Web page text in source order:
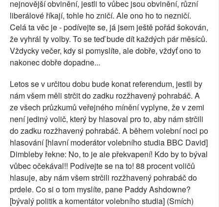
nejnovější obvinění, jestli to vůbec jsou obvinění, různí
liberálové říkají, tohle ho zničí. Ale ono ho to nezničí.
Celá ta věc je - podívejte se, já jsem ještě pořád šokován,
že vyhrál ty volby. To se teď bude dít každých pár měsíců.
Vždycky večer, kdy si pomyslíte, ale dobře, vždyť ono to
nakonec dobře dopadne...
Letos se v určitou dobu bude konat referendum, jestli by
nám všem měli strčit do zadku rozžhavený pohrabáč. A
ze všech průzkumů veřejného mínění vyplyne, že v zemi
není jediný volič, který by hlasoval pro to, aby nám strčili
do zadku rozžhavený pohrabáč. A během volební noci po
hlasování [hlavní moderátor volebního studia BBC David]
Dimbleby řekne: No, to je ale překvapení! Kdo by to býval
vůbec očekával!! Podívejte se na to! 88 procent voličů
hlasuje, aby nám všem strčili rozžhavený pohrabáč do
prdele. Co si o tom myslíte, pane Paddy Ashdowne?
[bývalý politik a komentátor volebního studia] (Smích)